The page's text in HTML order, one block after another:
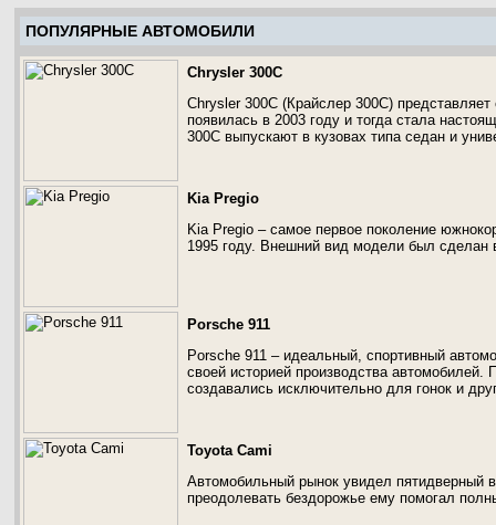
ПОПУЛЯРНЫЕ АВТОМОБИЛИ
Chrysler 300C
Chrysler 300C (Крайслер 300С)
появилась в 2003 году и тогда стала
300C выпускают в кузовах типа седан и
Kia Pregio
Kia Pregio – самое первое поколение
1995 году. Внешний вид модели был сделан
Porsche 911
Porsche 911 – идеальный, спортивный
своей историей производства
создавались исключительно для гонок и
Toyota Cami
Автомобильный рынок увидел пятидверный
преодолевать бездорожье ему помогал